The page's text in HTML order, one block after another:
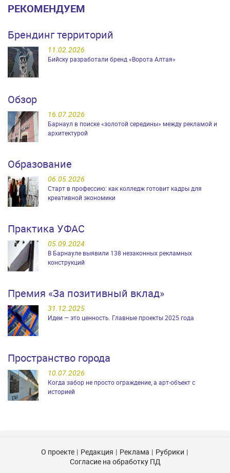
РЕКОМЕНДУЕМ
Брендинг территорий
11.02.2026
Бийску разработали бренд «Ворота Алтая»
Обзор
16.07.2026
Барнаул в поиске «золотой середины» между рекламой и
архитектурой
Образование
06.05.2026
Старт в профессию: как колледж готовит кадры для
креативной экономики
Практика УФАС
05.09.2024
В Барнауле выявили 138 незаконных рекламных
конструкций
Премия «За позитивный вклад»
31.12.2025
Идеи — это ценность. Главные проекты 2025 года
Пространство города
10.07.2026
Когда забор не просто ограждение, а арт-объект с
историей
О проекте Редакция Реклама
Рубрики
Согласие на обработку ПД